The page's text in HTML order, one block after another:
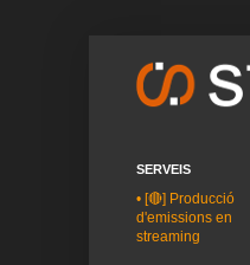
SERVEIS
• [🔴] Producció
d'emissions en
streaming